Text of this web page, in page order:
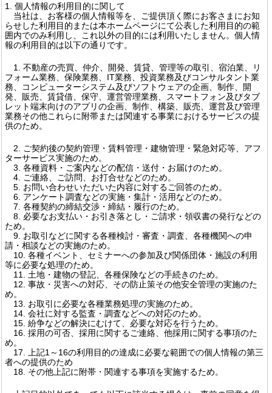
1. 個人情報の利用目的に関して
当社は、お客様の個人情報等を、ご提供頂く際にお客さまにお知
らせした利用目的または本ホームページにて公表した利用目的の範
囲内でのみ利用し、これ以外の目的には利用いたしません。個人情
報の利用目的は以下の通りです。
1. 不動産の売買、仲介、開発、賃貸、管理等の取引、宿泊業、リ
フォーム業務、保険業務、IT業務、投資業務及びコンサルタント業
務、コンピューターシステム及びソフトウェアの企画、制作、開
発、販売、賃貸借、保守、運営管理業務、スマートフォン及びタブ
レット端末向けのアプリの企画、制作、構築、販売、運営及び管理
業務その他これらに附帯または関連する事業におけるサービスの提
供のため。
2. ご契約後の契約管理・賃料管理・建物管理・緊急対応等、アフ
ターサービス実施のため。
3. 各種資料・ご案内などの配信・送付・お届けのため。
4. ご連絡、ご訪問、お打合せなどのため。
5. お問い合わせいただいた内容に対するご回答のため。
6. アンケート調査などの実施・集計・活用などのため。
7. 各種契約の締結交渉・締結・履行のため。
8. 必要なお支払い・お引き落とし・ご請求・領収書の発行などの
ため。
9. お取引などに関する各種検討・審査・調査、各種機関への申
請・相談などの実施のため。
10. 各種イベント、セミナーへの参加及び関係団体・施設の利用
等に必要な処理のため。
11. 土地・建物の登記、各種保険などの手続きのため。
12. 事故・災害への対応、その防止策その他安全管理の実施のた
め。
13. お取引に必要な各種業務処理の実施のため。
14. 会社に対する監査・調査などへの対応のため。
15. 紛争などの解決にむけて、必要な対応を行うため。
16. 採用の可否、採用に関するご連絡、他採用に関する事項のた
め。
17. 上記1～16の利用目的の達成に必要な範囲での個人情報の第三
者への提供のため
18. その他上記に附帯・関連する事項を実施するため。